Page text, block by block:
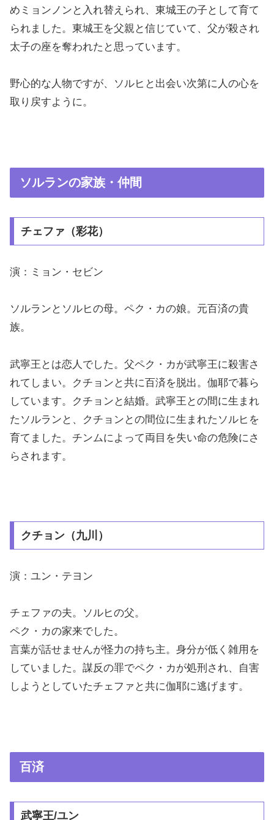
めミョンノンと入れ替えられ、東城王の子として育て
られました。東城王を父親と信じていて、父が殺され
太子の座を奪われたと思っています。
野心的な人物ですが、ソルヒと出会い次第に人の心を
取り戻すように。
ソルランの家族・仲間
チェファ（彩花）
演：ミョン・セビン
ソルランとソルヒの母。ペク・カの娘。元百済の貴
族。
武寧王とは恋人でした。父ペク・カが武寧王に殺害さ
れてしまい。クチョンと共に百済を脱出。伽耶で暮ら
しています。クチョンと結婚。武寧王との間に生まれ
たソルランと、クチョンとの間位に生まれたソルヒを
育てました。チンムによって両目を失い命の危険にさ
らされます。
クチョン（九川）
演：ユン・テヨン
チェファの夫。ソルヒの父。
ペク・カの家来でした。
言葉が話せませんが怪力の持ち主。身分が低く雑用を
していました。謀反の罪でペク・カが処刑され、自害
しようとしていたチェファと共に伽耶に逃げます。
百済
武寧王/ユン